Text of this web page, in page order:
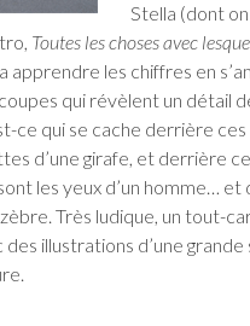
Stella (dont
Toutes les choses avec
apprendre les chiffres en
qui révèlent un détail
ce qui se cache derrière
d’une girafe, et derrière
les yeux d’un homme…
zèbre. Très ludique, un tout-
des illustrations d’une